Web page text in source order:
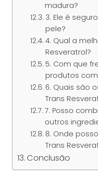
madura?
3. Ele é
pele?
4. Qual a
Resveratrol?
5. Com que
produtos com
6. Quais são
Trans
7. Posso
outros
8. Onde
Trans
Conclusão